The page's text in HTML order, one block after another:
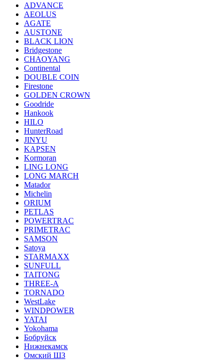
ADVANCE
AEOLUS
AGATE
AUSTONE
BLACK LION
Bridgestone
CHAOYANG
Continental
DOUBLE COIN
Firestone
GOLDEN CROWN
Goodride
Hankook
HILO
HunterRoad
JINYU
KAPSEN
Kormoran
LING LONG
LONG MARCH
Matador
Michelin
ORIUM
PETLAS
POWERTRAC
PRIMETRAC
SAMSON
Satoya
STARMAXX
SUNFULL
TAITONG
THREE-A
TORNADO
WestLake
WINDPOWER
YATAI
Yokohama
Бобруйск
Нижнекамск
Омский ШЗ